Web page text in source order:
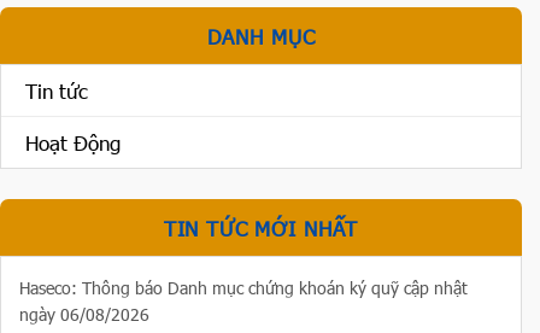
DANH MỤC
Tin tức
Hoạt Động
TIN TỨC MỚI NHẤT
Haseco: Thông báo Danh mục chứng khoán ký quỹ cập nhật
ngày 06/08/2026